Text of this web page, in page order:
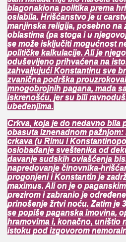
blagonaklona politika prema
oslabila. Hrišćanstvo je u
manjinska religija, posebno na
oblastima (pa stoga i u
se može isključiti mogućnost
političke kalkulacije. Ali je
oduševljeno prihvaćena na
zahvaljujući Konstantinu sve
zvanična podrška
mnogobrojnih pagana, mada
iskrenošću, jer su bili
ubeđenjima.
Crkva, koja je do nedavno bila
obasuta iznenadnom
crkava (u Rimu i
oslobađanje sveštenika od
davanje sudskih ovlašćenja
napredovanje činovnika-
progonjeni i Konstantin je
maximus. Ali on je o
prezirom i zabranio je
prinošenje žrtvi noću. Zatim je
se popiše paganska imovina,
hramovima i, konačno, uništio
istoku pod izgovorom